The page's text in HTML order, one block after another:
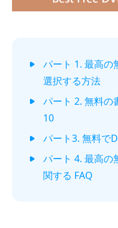
パート 1. 最高の
選択する方法
パート 2. 無料の
10
パート3. 無料で
パート 4. 最高の
関する FAQ